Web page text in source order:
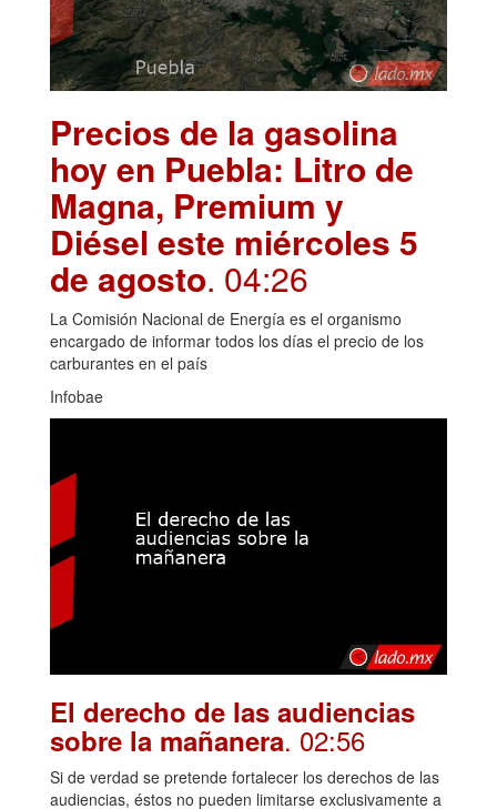
Precios de la gasolina
hoy en Puebla: Litro de
Magna, Premium y
Diésel este miércoles 5
de agosto. 04:26
La Comisión Nacional de Energía es el organismo
encargado de informar todos los días el precio de los
carburantes en el país
Infobae
El derecho de las audiencias
sobre la mañanera. 02:56
Si de verdad se pretende fortalecer los derechos de las
audiencias, éstos no pueden limitarse exclusivamente a